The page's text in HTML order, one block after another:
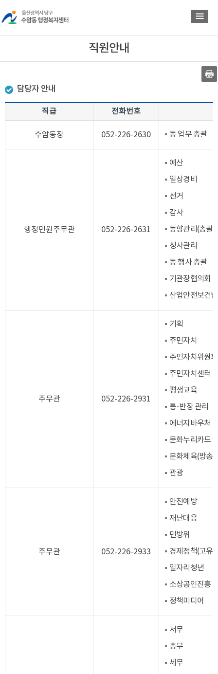
로
가
기
로
가
기
직원안내
담당자 안내
직급 전화번호
수암동장 052-226-2630 동 업무 총괄
행정민원주무관 052-226-2631
예산
일상경비
선거
감사
동향관리(총괄)
청사관리
동 행사 총괄
기관장협의회
산업안전보건
주무관 052-226-2931
기획
주민자치
주민자치위원회
주민자치센터
평생교육
통·반장 관리
에너지바우처
문화누리카드
문화체육(방송
관광
주무관 052-226-2933
안전예방
재난대응
민방위
경제정책(고유
일자리청년
소상공인진흥
정책미디어
서무
총무
세무